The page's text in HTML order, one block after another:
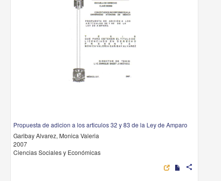
Propuesta de adicion a los articulos 32 y 83 de la Ley de Amparo
Garibay Alvarez, Monica Valeria
2007
Ciencias Sociales y Económicas
share